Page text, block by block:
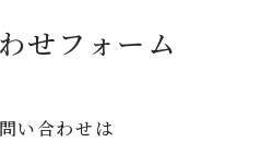
せフォーム
い合わせは